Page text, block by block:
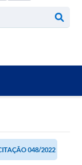
048/2022